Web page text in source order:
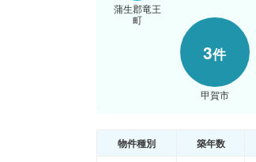
3件
甲賀市
蒲生郡竜王
町
物件種別 築年数